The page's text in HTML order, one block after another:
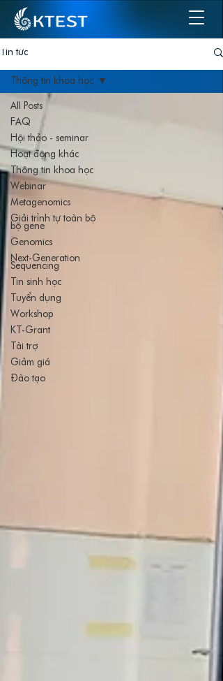
Tin tức
All Posts
FAQ
Hội thảo - seminar
Hoạt động khác
Thông tin khoa học
Webinar
Metagenomics
Giải trình tự toàn bộ
bộ gene
Genomics
Next-Generation
Sequencing
Tin sinh học
Tuyển dụng
Workshop
KT-Grant
Tài trợ
Giảm giá
Đào tạo
Thông tin khoa học